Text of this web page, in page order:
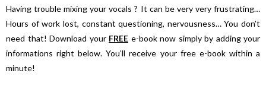
Having trouble mixing your vocals ? It can be very very frustrating…
Hours of work lost, constant questioning, nervousness… You don’t
need that! Download your FREE e-book now simply by adding your
informations right below. You’ll receive your free e-book within a
minute!